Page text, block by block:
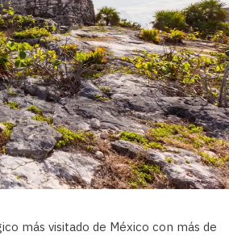
más visitado de México con más de